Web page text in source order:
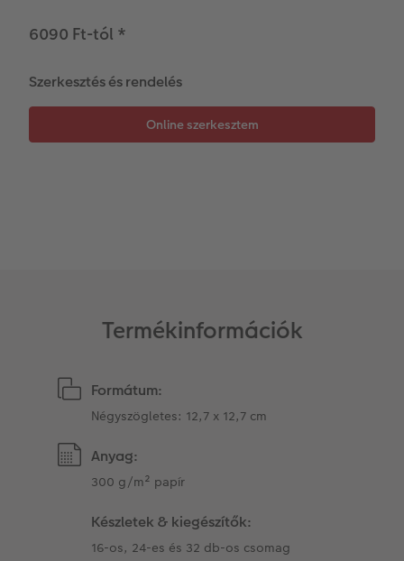
CEWE myPhotos
Kiegészítők
6090 Ft-tól *
Szerkesztés és rendelés
Termékinformációk
Formátum:
Négyszögletes: 12,7 x 12,7 cm
Anyag:
300 g/m² papír
Készletek & kiegészítők:
16-os, 24-es és 32 db-os csomag